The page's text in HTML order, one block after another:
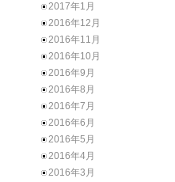
2017年1月
2016年12月
2016年11月
2016年10月
2016年9月
2016年8月
2016年7月
2016年6月
2016年5月
2016年4月
2016年3月